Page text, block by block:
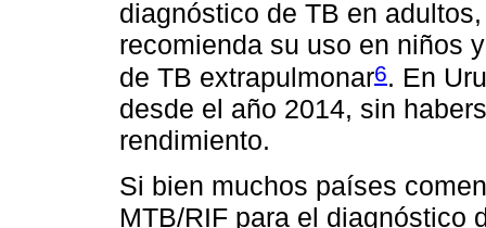
diagnóstico de TB en
recomienda su uso en niños
de TB extrapulmonar6. En
desde el año 2014, sin
rendimiento.
Si bien muchos países
MTB/RIF para el diagnóstico